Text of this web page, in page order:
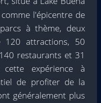
l'épicentre de
à thème, deux
120 attractions, 50
restaurants et 31
expérience à
de profiter de la
généralement plus